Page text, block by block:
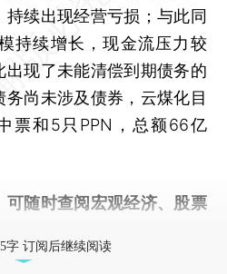
续出现经营亏损；与此同
持续增长，现金流压力较
现了未能清偿到期债务的
尚未涉及债券，云煤化目
票和5只PPN，总额66亿
可随时查阅宏观经济、股票
字 订阅后继续阅读